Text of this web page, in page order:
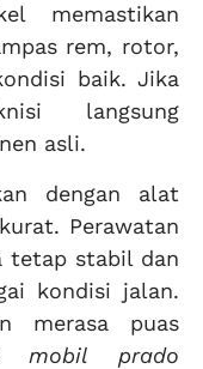
memastikan
rem, rotor,
baik. Jika
langsung
asli.
dengan alat
Perawatan
tetap stabil dan
kondisi jalan.
merasa puas
mobil prado